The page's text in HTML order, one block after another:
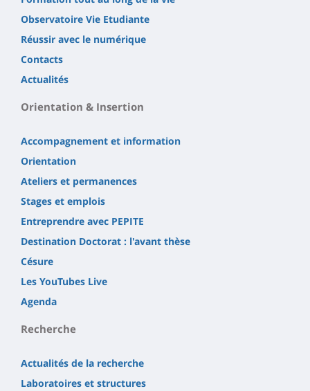
Observatoire Vie Etudiante
Réussir avec le numérique
Contacts
Actualités
Orientation & Insertion
Accompagnement et information
Orientation
Ateliers et permanences
Stages et emplois
Entreprendre avec PEPITE
Destination Doctorat : l'avant thèse
Césure
Les YouTubes Live
Agenda
Recherche
Actualités de la recherche
Laboratoires et structures